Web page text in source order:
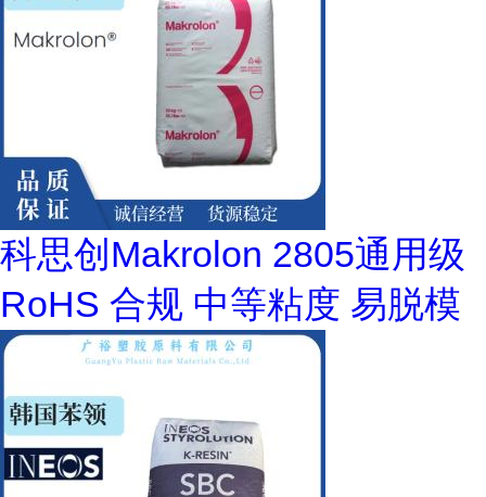
科思创Makrolon 2805通用级
RoHS 合规 中等粘度 易脱模